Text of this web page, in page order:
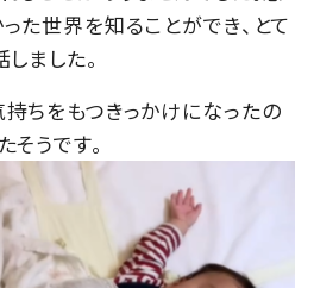
た世界を知ることができ、とて
ました。
ちをもつきっかけになったの
うです。